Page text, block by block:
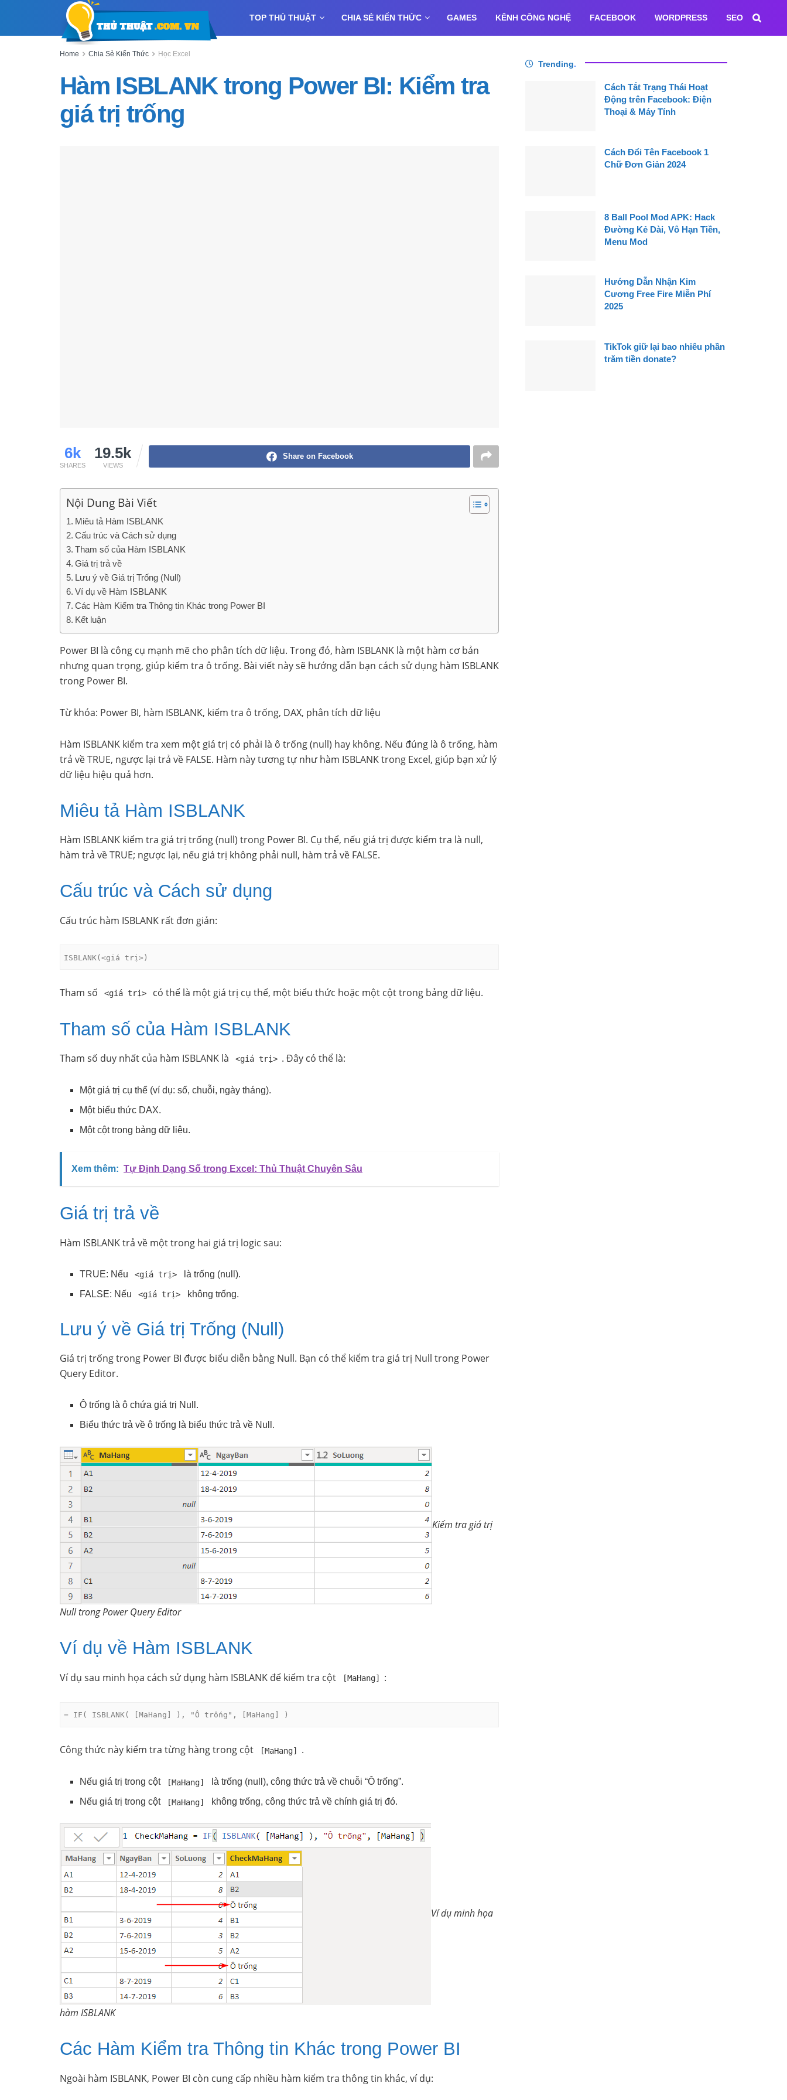
TOP THỦ THUẬT CHIA SẺ KIẾN THỨC GAMES KÊNH CÔNG NGHỆ FACEBOOK WORDPRESS SEO
Home Chia Sẻ Kiến Thức Học Excel
Hàm ISBLANK trong Power BI: Kiểm tra
giá trị trống
6k
SHARES
19.5k
VIEWS
Share on Facebook
Nội Dung Bài Viết
Miêu tả Hàm ISBLANK
Cấu trúc và Cách sử dụng
Tham số của Hàm ISBLANK
Giá trị trả về
Lưu ý về Giá trị Trống (Null)
Ví dụ về Hàm ISBLANK
Các Hàm Kiểm tra Thông tin Khác trong Power BI
Kết luận
Power BI là công cụ mạnh mẽ cho phân tích dữ liệu. Trong đó, hàm ISBLANK là một hàm cơ bản
nhưng quan trọng, giúp kiểm tra ô trống. Bài viết này sẽ hướng dẫn bạn cách sử dụng hàm ISBLANK
trong Power BI.
Từ khóa: Power BI, hàm ISBLANK, kiểm tra ô trống, DAX, phân tích dữ liệu
Hàm ISBLANK kiểm tra xem một giá trị có phải là ô trống (null) hay không. Nếu đúng là ô trống, hàm
trả về TRUE, ngược lại trả về FALSE. Hàm này tương tự như hàm ISBLANK trong Excel, giúp bạn xử lý
dữ liệu hiệu quả hơn.
Miêu tả Hàm ISBLANK
Hàm ISBLANK kiểm tra giá trị trống (null) trong Power BI. Cụ thể, nếu giá trị được kiểm tra là null,
hàm trả về TRUE; ngược lại, nếu giá trị không phải null, hàm trả về FALSE.
Cấu trúc và Cách sử dụng
Cấu trúc hàm ISBLANK rất đơn giản:
ISBLANK(<giá trị>)
Tham số <giá trị> có thể là một giá trị cụ thể, một biểu thức hoặc một cột trong bảng dữ liệu.
Tham số của Hàm ISBLANK
Tham số duy nhất của hàm ISBLANK là <giá trị> . Đây có thể là:
Một giá trị cụ thể (ví dụ: số, chuỗi, ngày tháng).
Một biểu thức DAX.
Một cột trong bảng dữ liệu.
Xem thêm: Tự Định Dạng Số trong Excel: Thủ Thuật Chuyên Sâu
Giá trị trả về
Hàm ISBLANK trả về một trong hai giá trị logic sau:
TRUE: Nếu <giá trị>
là trống (null).
FALSE: Nếu
<giá trị> không trống.
Lưu ý về Giá trị Trống (Null)
Giá trị trống trong Power BI được biểu diễn bằng Null. Bạn có thể kiểm tra giá trị Null trong Power
Query Editor.
Ô trống là ô chứa giá trị Null.
Biểu thức trả về ô trống là biểu thức trả về Null.
Kiểm tra giá trị
Null trong Power Query Editor
Ví dụ về Hàm ISBLANK
Ví dụ sau minh họa cách sử dụng hàm ISBLANK để kiểm tra cột [MaHang] :
= IF( ISBLANK( [MaHang] ), "Ô trống", [MaHang] )
Công thức này kiểm tra từng hàng trong cột [MaHang] .
Nếu giá trị trong cột [MaHang]
là trống (null), công thức trả về chuỗi “Ô trống”.
Nếu giá trị trong cột
[MaHang] không trống, công thức trả về chính giá trị đó.
Ví dụ minh họa
hàm ISBLANK
Các Hàm Kiểm tra Thông tin Khác trong Power BI
Ngoài hàm ISBLANK, Power BI còn cung cấp nhiều hàm kiểm tra thông tin khác, ví dụ:
Trending.
Cách Tắt Trạng Thái Hoạt
Động trên Facebook: Điện
Thoại & Máy Tính
Cách Đổi Tên Facebook 1
Chữ Đơn Giản 2024
8 Ball Pool Mod APK: Hack
Đường Kẻ Dài, Vô Hạn Tiền,
Menu Mod
Hướng Dẫn Nhận Kim
Cương Free Fire Miễn Phí
2025
TikTok giữ lại bao nhiêu phần
trăm tiền donate?